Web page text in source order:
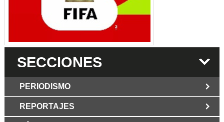
SECCIONES
PERIODISMO
Los Periodist@s
REPORTAJES